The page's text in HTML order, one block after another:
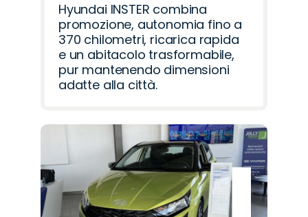
Hyundai INSTER combina
promozione, autonomia fino a
370 chilometri, ricarica rapida
e un abitacolo trasformabile,
pur mantenendo dimensioni
adatte alla città.